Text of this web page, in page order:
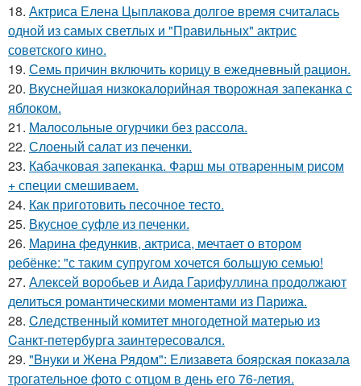
18. Актриса Елена Цыплакова долгое время считалась
одной из самых светлых и "Правильных" актрис
советского кино.
19. Семь причин включить корицу в ежедневный рацион.
20. Вкуснейшая низкокалорийная творожная запеканка с
яблоком.
21. Малосольные огурчики без рассола.
22. Слоеный салат из печенки.
23. Кабачковая запеканка. Фарш мы отваренным рисом
+ специи смешиваем.
24. Как приготовить песочное тесто.
25. Вкусное суфле из печенки.
26. Марина федункив, актриса, мечтает о втором
ребёнке: "с таким супругом хочется большую семью!
27. Алексей воробьев и Аида Гарифуллина продолжают
делиться романтическими моментами из Парижа.
28. Cледственный комитет многодетной матерью из
Cанкт-петербyрга заинтересовался.
29. "Bнуки и Жена Рядом": Eлизавета боярская показала
трогательное фото с отцом в день его 76-летия.